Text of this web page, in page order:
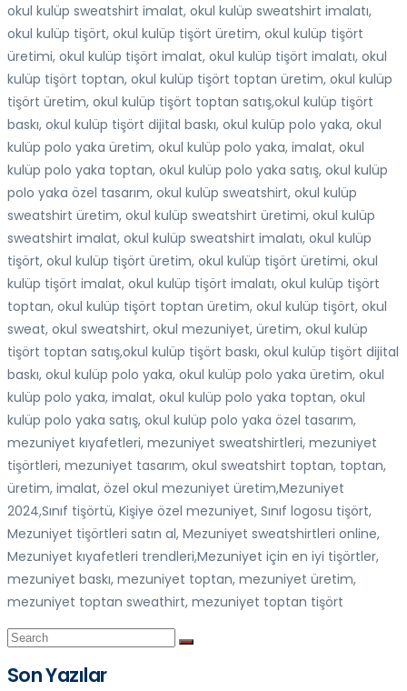
okul kulüp sweatshirt imalat, okul kulüp sweatshirt imalatı,
okul kulüp tişört, okul kulüp tişört üretim, okul kulüp tişört
üretimi, okul kulüp tişört imalat, okul kulüp tişört imalatı, okul
kulüp tişört toptan, okul kulüp tişört toptan üretim, okul kulüp
tişört üretim, okul kulüp tişört toptan satış,okul kulüp tişört
baskı, okul kulüp tişört dijital baskı, okul kulüp polo yaka, okul
kulüp polo yaka üretim, okul kulüp polo yaka, imalat, okul
kulüp polo yaka toptan, okul kulüp polo yaka satış, okul kulüp
polo yaka özel tasarım, okul kulüp sweatshirt, okul kulüp
sweatshirt üretim, okul kulüp sweatshirt üretimi, okul kulüp
sweatshirt imalat, okul kulüp sweatshirt imalatı, okul kulüp
tişört, okul kulüp tişört üretim, okul kulüp tişört üretimi, okul
kulüp tişört imalat, okul kulüp tişört imalatı, okul kulüp tişört
toptan, okul kulüp tişört toptan üretim, okul kulüp tişört, okul
sweat, okul sweatshirt, okul mezuniyet, üretim, okul kulüp
tişört toptan satış,okul kulüp tişört baskı, okul kulüp tişört dijital
baskı, okul kulüp polo yaka, okul kulüp polo yaka üretim, okul
kulüp polo yaka, imalat, okul kulüp polo yaka toptan, okul
kulüp polo yaka satış, okul kulüp polo yaka özel tasarım,
mezuniyet kıyafetleri, mezuniyet sweatshirtleri, mezuniyet
tişörtleri, mezuniyet tasarım, okul sweatshirt toptan, toptan,
üretim, imalat, özel okul mezuniyet üretim,Mezuniyet
2024,Sınıf tişörtü, Kişiye özel mezuniyet, Sınıf logosu tişört,
Mezuniyet tişörtleri satın al, Mezuniyet sweatshirtleri online,
Mezuniyet kıyafetleri trendleri,Mezuniyet için en iyi tişörtler,
mezuniyet baskı, mezuniyet toptan, mezuniyet üretim,
mezuniyet toptan sweathirt, mezuniyet toptan tişört
Son Yazılar